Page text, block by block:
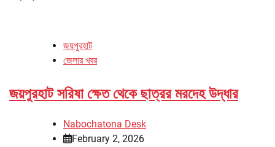
জয়পুরহাট
জেলার খবর
জয়পুরহাট সরিষা ক্ষেত থেকে ছাত্রর মরদেহ উদ্ধার
Nabochatona Desk
February 2, 2026